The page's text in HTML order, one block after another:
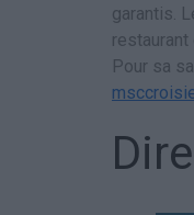
garantis.
Pour sa